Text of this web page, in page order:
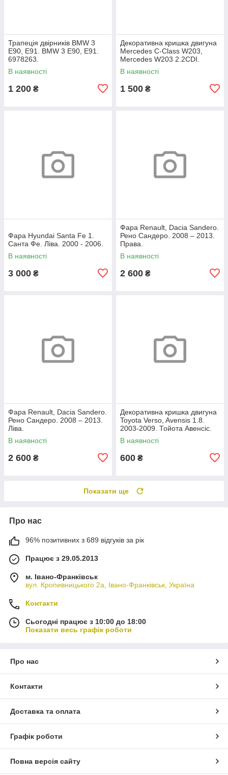
Трапеція двірників BMW 3
E90, E91. BMW 3 Е90, Е91.
6978263.
В наявності
1 200 ₴
Декоративна кришка двигуна
Mercedes C-Class W203,
Mercedes W203 2.2CDI.
A6460100467.
В наявності
1 500 ₴
Фара Hyundai Santa Fe 1.
Санта Фе. Ліва. 2000 - 2006.
В наявності
3 000 ₴
Фара Renault, Dacia Sandero.
Рено Сандеро. 2008 – 2013.
Права.
В наявності
2 600 ₴
Фара Renault, Dacia Sandero.
Рено Сандеро. 2008 – 2013.
Ліва.
В наявності
2 600 ₴
Декоративна кришка двигуна
Toyota Verso, Avensis 1.8.
2003-2009. Тойота Авенсіс.
112120D080.
В наявності
600 ₴
Показати ще
Про нас
96% позитивних з 689 відгуків за рік
Працює з 29.05.2013
м. Івано-Франківськ
вул. Кропивницького 2а, Івано-Франківськ, Україна
Контакти
Сьогодні працює з 10:00 до 18:00
Показати весь графік роботи
Про нас
Контакти
Доставка та оплата
Графік роботи
Повна версія сайту